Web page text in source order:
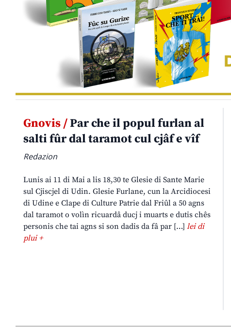
Gnovis /Par che il popul furlan al
salti fûr dal taramot cul cjâf e vîf
Redazion
Lunis ai 11 di Mai a lis 18,30 te Glesie di Sante Marie
sul Cjiscjel di Udin. Glesie Furlane, cun la Arcidiocesi
di Udine e Clape di Culture Patrie dal Friûl a 50 agns
dal taramot o volìn ricuardâ ducj i muarts e dutis chês
personis che tai agns si son dadis da fâ par […] lei di
plui +